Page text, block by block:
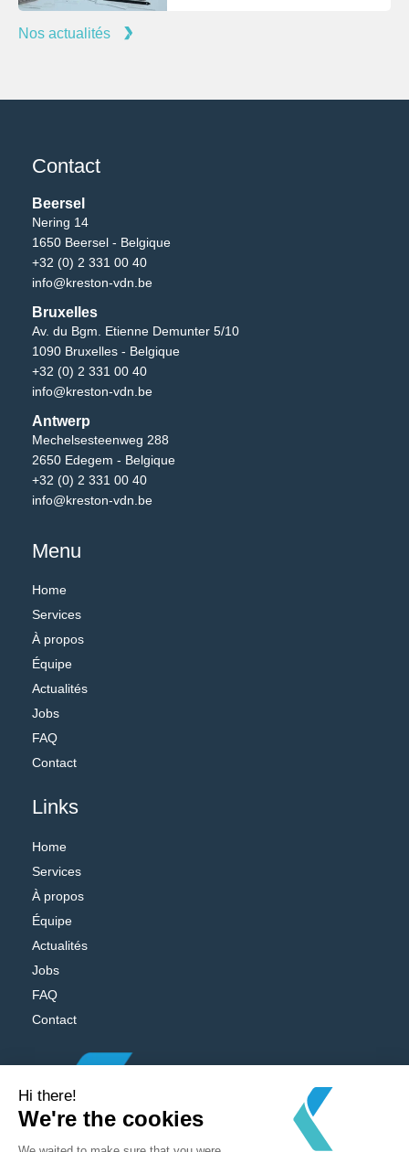
Nos actualités
Contact
Beersel
Nering 14
1650 Beersel - Belgique
+32 (0) 2 331 00 40
info@kreston-vdn.be
Bruxelles
Av. du Bgm. Etienne Demunter 5/10
1090 Bruxelles - Belgique
+32 (0) 2 331 00 40
info@kreston-vdn.be
Antwerp
Mechelsesteenweg 288
2650 Edegem - Belgique
+32 (0) 2 331 00 40
info@kreston-vdn.be
Menu
Home
Services
À propos
Équipe
Actualités
Jobs
FAQ
Contact
Links
Home
Services
À propos
Équipe
Actualités
Jobs
FAQ
Contact